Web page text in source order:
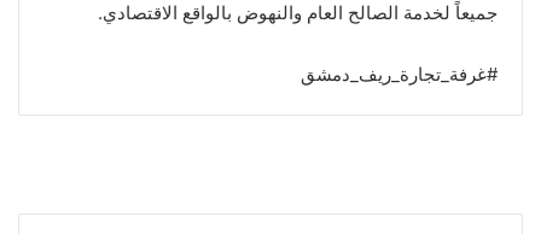
جميعاً لخدمة الصالح العام والنهوض بالواقع الاقتصادي.
#غرفة_تجارة_ريف_دمشق